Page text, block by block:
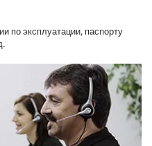
по эксплуатации, паспорту